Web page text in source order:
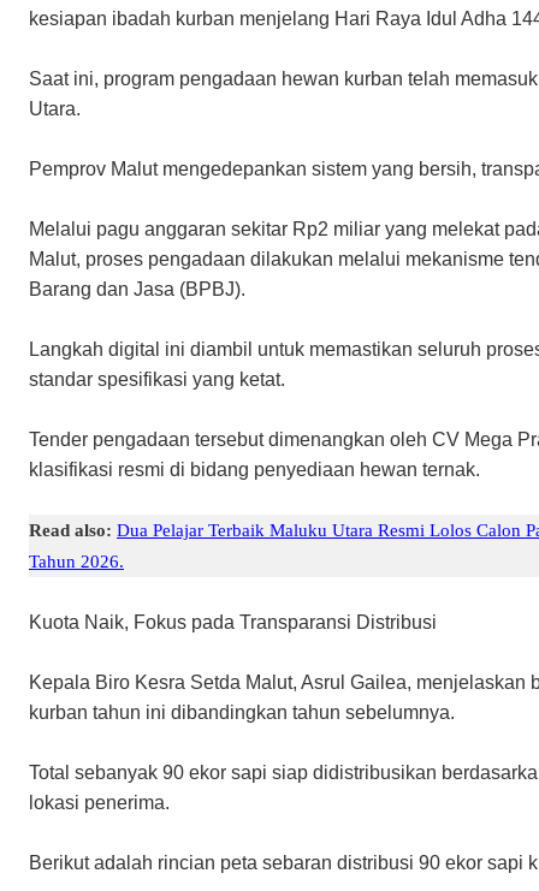
kesiapan ibadah kurban menjelang Hari Raya Idul Adha
Saat ini, program pengadaan hewan kurban telah
Utara.
Pemprov Malut mengedepankan sistem yang bersih,
Melalui pagu anggaran sekitar Rp2 miliar yang melekat
Malut, proses pengadaan dilakukan melalui mekanisme
Barang dan Jasa (BPBJ).
Langkah digital ini diambil untuk memastikan seluruh
standar spesifikasi yang ketat.
​Tender pengadaan tersebut dimenangkan oleh CV Mega
klasifikasi resmi di bidang penyediaan hewan ternak.
Read also: Dua Pelajar Terbaik Maluku Utara Resmi Lolos Calon
Tahun 2026.
​Kuota Naik, Fokus pada Transparansi Distribusi
​Kepala Biro Kesra Setda Malut, Asrul Gailea,
kurban tahun ini dibandingkan tahun sebelumnya.
Total sebanyak 90 ekor sapi siap didistribusikan
lokasi penerima.
​Berikut adalah rincian peta sebaran distribusi 90 ekor sapi